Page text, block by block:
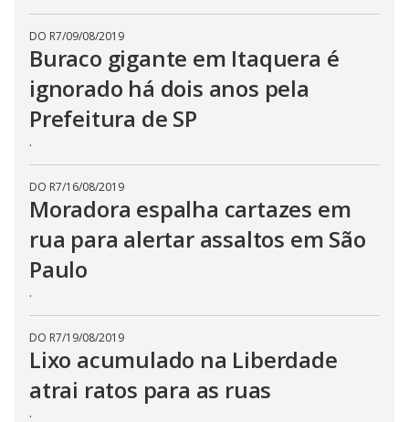
DO R7/09/08/2019
Buraco gigante em Itaquera é
ignorado há dois anos pela
Prefeitura de SP
.
DO R7/16/08/2019
Moradora espalha cartazes em
rua para alertar assaltos em São
Paulo
.
DO R7/19/08/2019
Lixo acumulado na Liberdade
atrai ratos para as ruas
.